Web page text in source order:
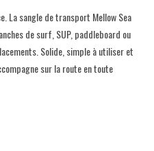
La sangle de transport Mellow Sea
de surf, SUP, paddleboard ou
Solide, simple à utiliser et
sur la route en toute